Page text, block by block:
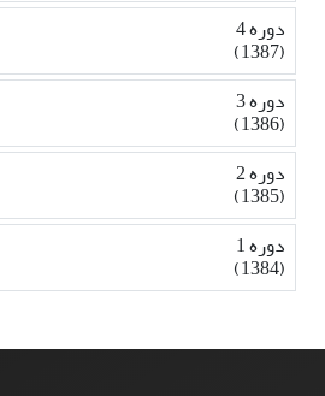
دوره 4
(1387)
دوره 3
(1386)
دوره 2
(1385)
دوره 1
(1384)